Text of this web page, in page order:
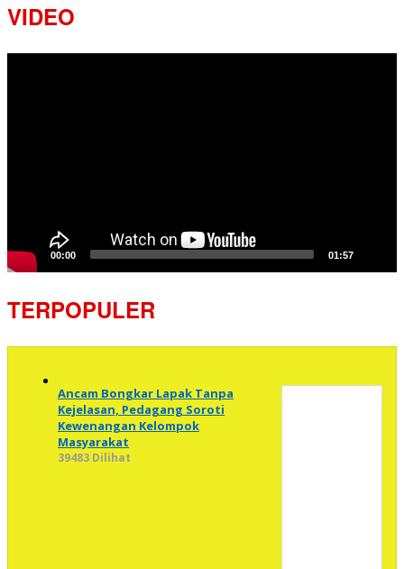
VIDEO
00:00 01:57
TERPOPULER
Ancam Bongkar Lapak Tanpa
Kejelasan, Pedagang Soroti
Kewenangan Kelompok
Masyarakat
39483 Dilihat